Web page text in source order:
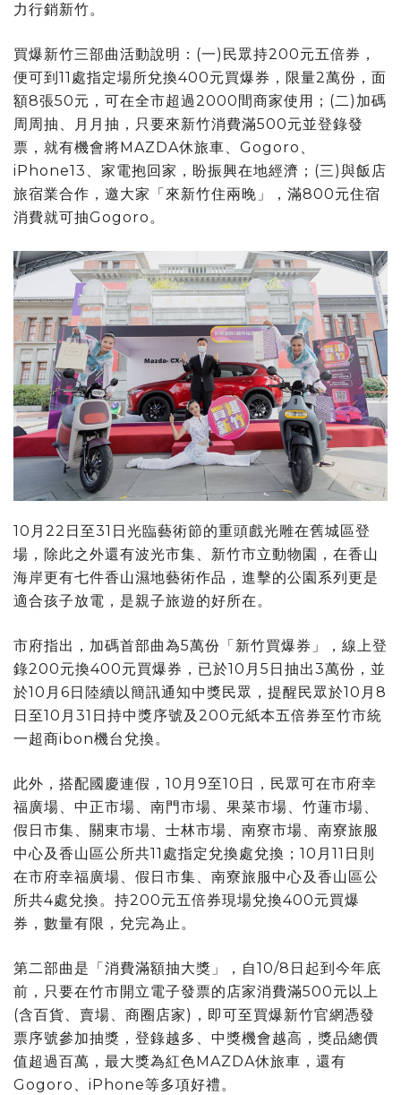
力行銷新竹。
買爆新竹三部曲活動說明：(一)民眾持200元五倍券，
便可到11處指定場所兌換400元買爆券，限量2萬份，面
額8張50元，可在全市超過2000間商家使用；(二)加碼
周周抽、月月抽，只要來新竹消費滿500元並登錄發
票，就有機會將MAZDA休旅車、Gogoro、
iPhone13、家電抱回家，盼振興在地經濟；(三)與飯店
旅宿業合作，邀大家「來新竹住兩晚」，滿800元住宿
消費就可抽Gogoro。
10月22日至31日光臨藝術節的重頭戲光雕在舊城區登
場，除此之外還有波光市集、新竹市立動物園，在香山
海岸更有七件香山濕地藝術作品，進擊的公園系列更是
適合孩子放電，是親子旅遊的好所在。
市府指出，加碼首部曲為5萬份「新竹買爆券」，線上登
錄200元換400元買爆券，已於10月5日抽出3萬份，並
於10月6日陸續以簡訊通知中獎民眾，提醒民眾於10月8
日至10月31日持中獎序號及200元紙本五倍券至竹市統
一超商ibon機台兌換。
此外，搭配國慶連假，10月9至10日，民眾可在市府幸
福廣場、中正市場、南門市場、果菜市場、竹蓮市場、
假日市集、關東市場、士林市場、南寮市場、南寮旅服
中心及香山區公所共11處指定兌換處兌換；10月11日則
在市府幸福廣場、假日市集、南寮旅服中心及香山區公
所共4處兌換。持200元五倍券現場兌換400元買爆
券，數量有限，兌完為止。
第二部曲是「消費滿額抽大獎」，自10/8日起到今年底
前，只要在竹市開立電子發票的店家消費滿500元以上
(含百貨、賣場、商圈店家)，即可至買爆新竹官網憑發
票序號參加抽獎，登錄越多、中獎機會越高，獎品總價
值超過百萬，最大獎為紅色MAZDA休旅車，還有
Gogoro、iPhone等多項好禮。